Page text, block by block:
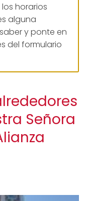
horarios
alguna
y ponte en
del formulario
Señora